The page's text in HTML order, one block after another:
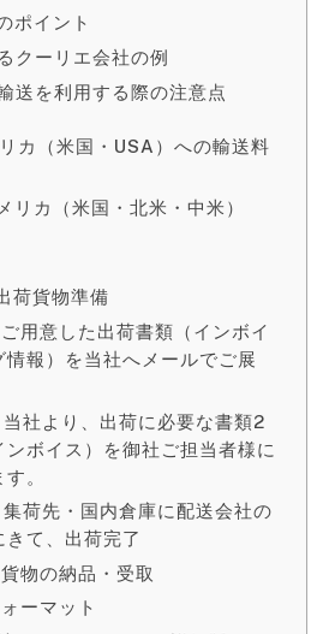
ポイント
クーリエ会社の例
送を利用する際の注意点
カ（米国・USA）への輸送料
リカ（米国・北米・中米）
荷貨物準備
用意した出荷書類（インボイ
情報）を当社へメールでご展
社より、出荷に必要な書類2
ンボイス）を御社ご担当者様に
。
荷先・国内倉庫に配送会社の
て、出荷完了
物の納品・受取
ーマット